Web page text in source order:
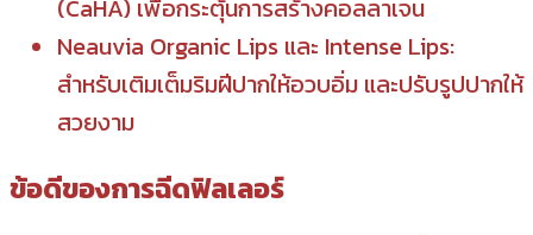
(CaHA) เพื่อกระตุ้นการสร้างคอลลาเจน
Neauvia Organic Lips และ Intense Lips:
สำหรับเติมเต็มริมฝีปากให้อวบอิ่ม และปรับรูปปากให้
สวยงาม
ข้อดีของการฉีดฟิลเลอร์